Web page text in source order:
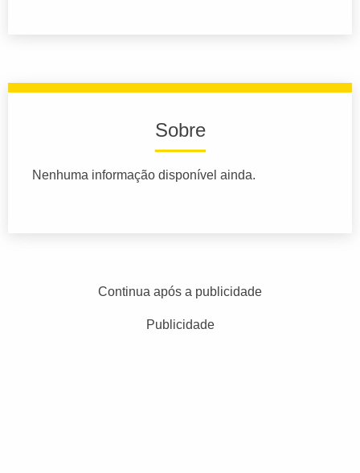
Sobre
Nenhuma informação disponível ainda.
Continua após a publicidade
Publicidade